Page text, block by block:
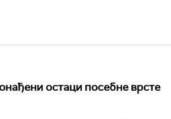
остаци посебне врсте